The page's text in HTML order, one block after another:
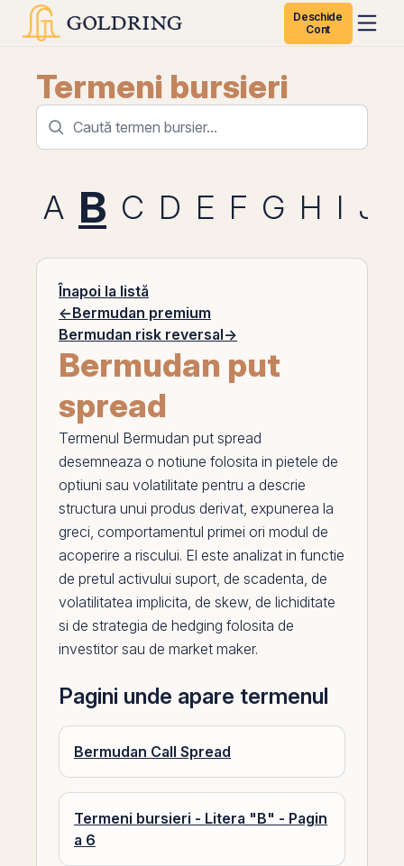
Deschide
Cont
Termeni bursieri
A B C D E F G H I J
Înapoi la listă
←Bermudan premium
Bermudan risk reversal→
Bermudan put
spread
Termenul Bermudan put spread
desemneaza o notiune folosita in pietele de
optiuni sau volatilitate pentru a descrie
structura unui produs derivat, expunerea la
greci, comportamentul primei ori modul de
acoperire a riscului. El este analizat in functie
de pretul activului suport, de scadenta, de
volatilitatea implicita, de skew, de lichiditate
si de strategia de hedging folosita de
investitor sau de market maker.
Pagini unde apare termenul
Bermudan Call Spread
Termeni bursieri - Litera "B" - Pagin
a 6